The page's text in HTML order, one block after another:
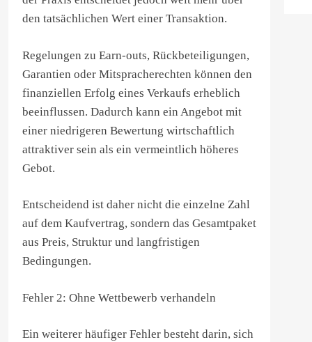
den tatsächlichen Wert einer Transaktion.
Regelungen zu Earn-outs, Rückbeteiligungen,
Garantien oder Mitspracherechten können den
finanziellen Erfolg eines Verkaufs erheblich
beeinflussen. Dadurch kann ein Angebot mit
einer niedrigeren Bewertung wirtschaftlich
attraktiver sein als ein vermeintlich höheres
Gebot.
Entscheidend ist daher nicht die einzelne Zahl
auf dem Kaufvertrag, sondern das Gesamtpaket
aus Preis, Struktur und langfristigen
Bedingungen.
Fehler 2: Ohne Wettbewerb verhandeln
Ein weiterer häufiger Fehler besteht darin, sich